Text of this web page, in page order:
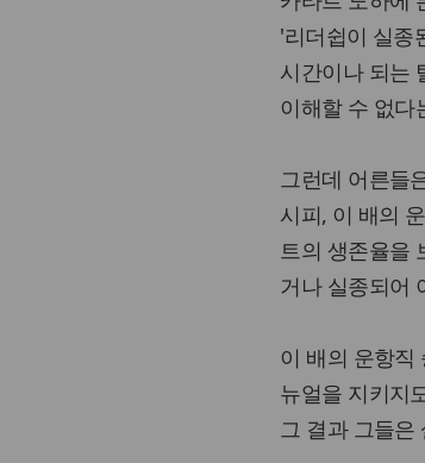
'리더쉽이 실종
시간이나 되는
이해할 수 없다
그런데 어른들
시피, 이 배의
트의 생존율을
거나 실종되어
이 배의 운항직
뉴얼을 지키지
그 결과 그들은